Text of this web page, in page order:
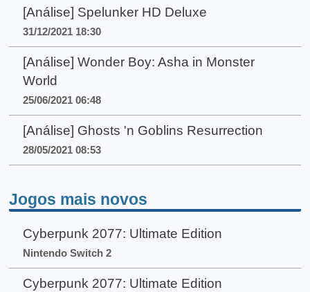
[Análise] Spelunker HD Deluxe
31/12/2021 18:30
[Análise] Wonder Boy: Asha in Monster
World
25/06/2021 06:48
[Análise] Ghosts 'n Goblins Resurrection
28/05/2021 08:53
Jogos mais novos
Cyberpunk 2077: Ultimate Edition
Nintendo Switch 2
Cyberpunk 2077: Ultimate Edition